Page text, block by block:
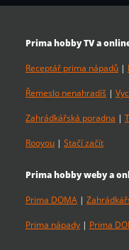
Prima hobby TV a
Receptář prima nápadů |
Řemeslo nenahradíš |
Zahrádkářská poradna |
Rooyou | Stačí začít
Prima hobby weby a
Prima DOMA |
Prima nápady | Prima